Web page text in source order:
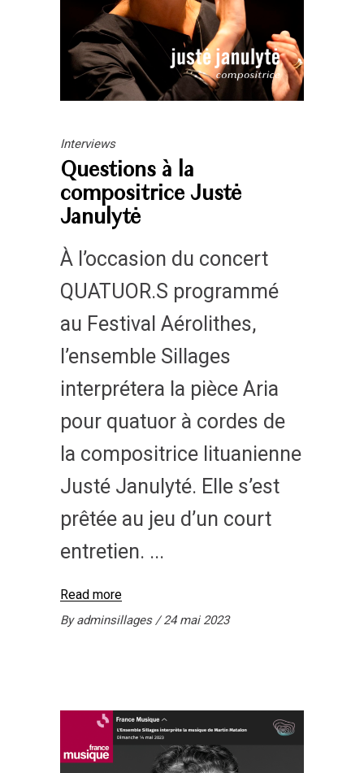
Interviews
Questions à la
compositrice Justė
Janulytė
À l’occasion du concert
QUATUOR.S programmé
au Festival Aérolithes,
l’ensemble Sillages
interprétera la pièce Aria
pour quatuor à cordes de
la compositrice lituanienne
Justé Janulyté. Elle s’est
prêtée au jeu d’un court
entretien.
Read more
Byadminsillages 24 mai 2023